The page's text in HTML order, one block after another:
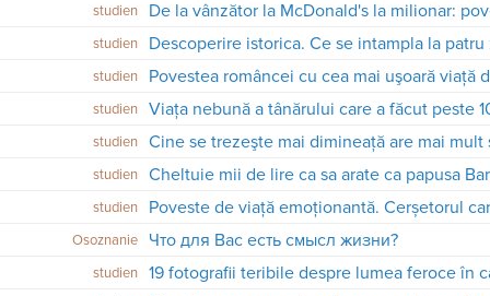
studien
studien
Descoperire istorica. Ce se intampla la
studien Povestea româncei cu cea mai uşoară viaţă
studien
studien
Cine se trezeşte mai dimineaţă are mai mult
studien
studien
Osoznanie
Что для Вас есть смысл жизни?
studien 19 fotografii teribile despre lumea feroce în